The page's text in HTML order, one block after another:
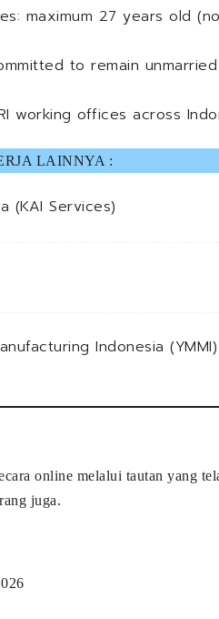
maximum 27 years old
to remain
working offices across
LAINNYA :
(KAI Services)
Indonesia (YMMI)
online melalui tautan yang
juga.